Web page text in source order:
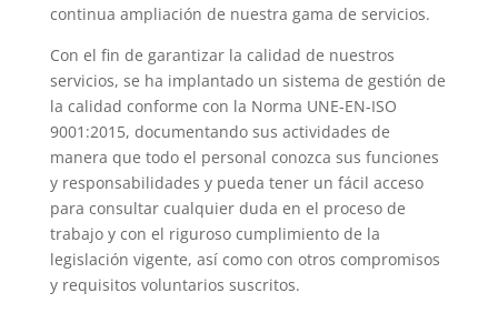
continua ampliación de nuestra gama de servicios.
Con el fin de garantizar la calidad de nuestros
servicios, se ha implantado un sistema de gestión de
la calidad conforme con la Norma UNE-EN-ISO
9001:2015, documentando sus actividades de
manera que todo el personal conozca sus funciones
y responsabilidades y pueda tener un fácil acceso
para consultar cualquier duda en el proceso de
trabajo y con el riguroso cumplimiento de la
legislación vigente, así como con otros compromisos
y requisitos voluntarios suscritos.